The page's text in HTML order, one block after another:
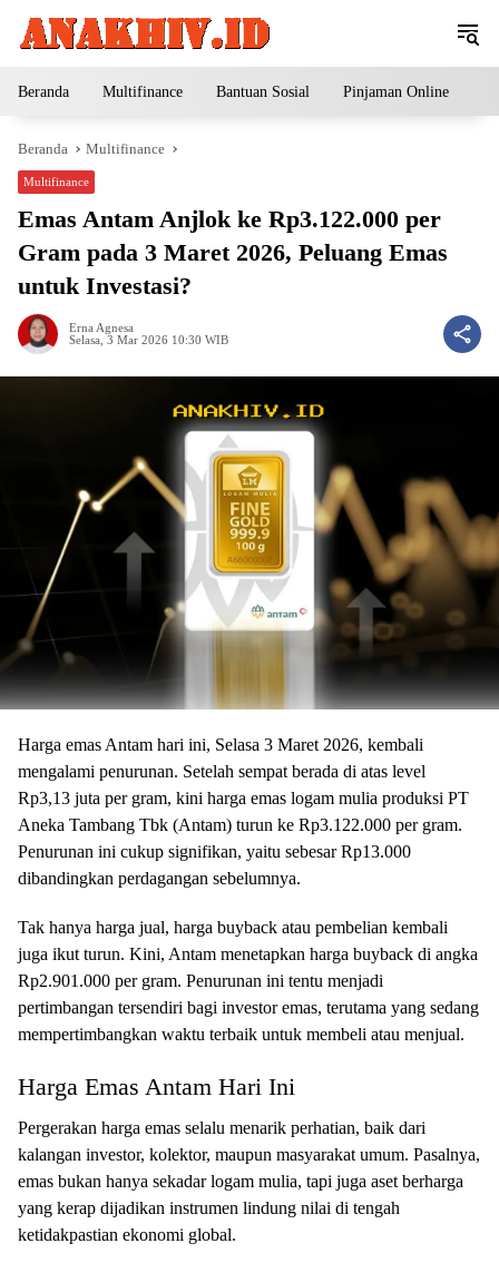
Beranda Multifinance Bantuan Sosial Pinjaman Online
Beranda Multifinance
Multifinance
Emas Antam Anjlok ke Rp3.122.000 per
Gram pada 3 Maret 2026, Peluang Emas
untuk Investasi?
Erna Agnesa
Selasa, 3 Mar 2026 10:30 WIB
Harga emas Antam hari ini, Selasa 3 Maret 2026, kembali
mengalami penurunan. Setelah sempat berada di atas level
Rp3,13 juta per gram, kini harga emas logam mulia produksi PT
Aneka Tambang Tbk (Antam) turun ke Rp3.122.000 per gram.
Penurunan ini cukup signifikan, yaitu sebesar Rp13.000
dibandingkan perdagangan sebelumnya.
Tak hanya harga jual, harga buyback atau pembelian kembali
juga ikut turun. Kini, Antam menetapkan harga buyback di angka
Rp2.901.000 per gram. Penurunan ini tentu menjadi
pertimbangan tersendiri bagi investor emas, terutama yang sedang
mempertimbangkan waktu terbaik untuk membeli atau menjual.
Harga Emas Antam Hari Ini
Pergerakan harga emas selalu menarik perhatian, baik dari
kalangan investor, kolektor, maupun masyarakat umum. Pasalnya,
emas bukan hanya sekadar logam mulia, tapi juga aset berharga
yang kerap dijadikan instrumen lindung nilai di tengah
ketidakpastian ekonomi global.